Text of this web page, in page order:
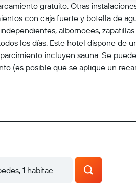
gratuito. Otras
con caja fuerte y botella de
albornoces,
los días. Este hotel dispone de
incluyen sauna. Se
(es posible que se aplique un
1 habitación